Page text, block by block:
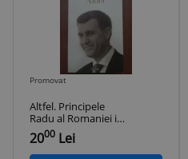
Promovat
Altfel. Principele
Radu al Romaniei in
dialog cu Nicolae
Dragusin
2000 Lei